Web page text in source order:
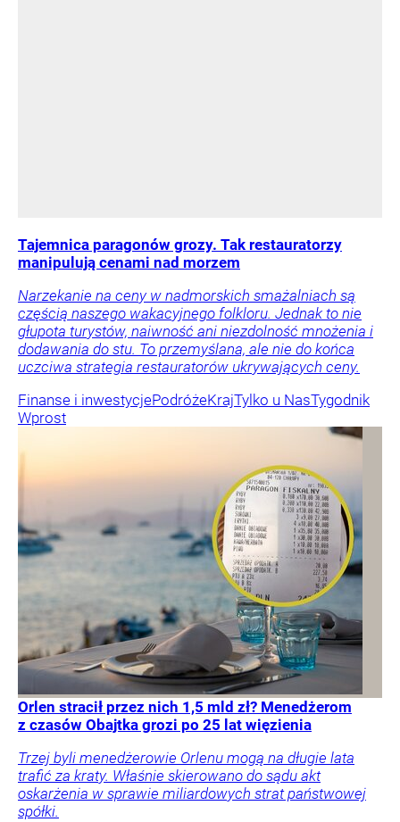
Tajemnica paragonów grozy. Tak restauratorzy
manipulują cenami nad morzem
Narzekanie na ceny w nadmorskich smażalniach są
częścią naszego wakacyjnego folkloru. Jednak to nie
głupota turystów, naiwność ani niezdolność mnożenia i
dodawania do stu. To przemyślana, ale nie do końca
uczciwa strategia restauratorów ukrywających ceny.
Finanse i inwestycjePodróżeKrajTylko u NasTygodnik
Wprost
Orlen stracił przez nich 1,5 mld zł? Menedżerom
z czasów Obajtka grozi po 25 lat więzienia
Trzej byli menedżerowie Orlenu mogą na długie lata
trafić za kraty. Właśnie skierowano do sądu akt
oskarżenia w sprawie miliardowych strat państwowej
spółki.